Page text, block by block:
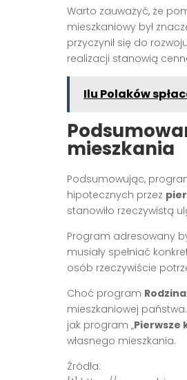
Warto zauważyć, że
mieszkaniowy był
przyczynił się do
realizacji stanowią
Ilu Polaków
mieszkania
Podsumowując,
hipotecznych przez
stanowiło rzeczywistą
Program adresowany
musiały spełniać
osób rzeczywiście
Choć program
mieszkaniowej
jak program „Pierwsze
własnego mieszkania.
Źródła: